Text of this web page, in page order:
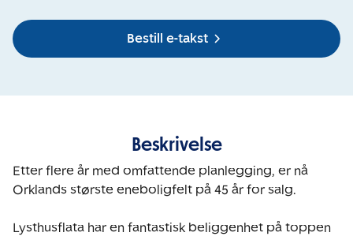
Bestill e-takst
Beskrivelse
Etter flere år med omfattende planlegging, er nå
Orklands største eneboligfelt på 45 år for salg.
Lysthusflata har en fantastisk beliggenhet på toppen